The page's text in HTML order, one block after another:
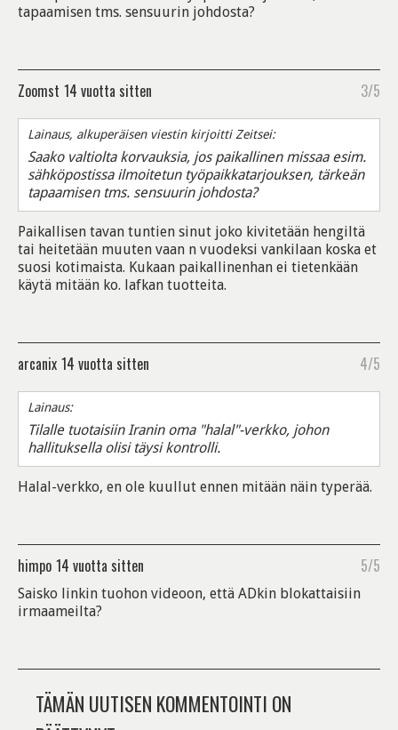
tapaamisen tms. sensuurin johdosta?
Zoomst 14 vuotta sitten 3/5
Lainaus, alkuperäisen viestin kirjoitti Zeitsei:
Saako valtiolta korvauksia, jos paikallinen missaa esim.
sähköpostissa ilmoitetun työpaikkatarjouksen, tärkeän
tapaamisen tms. sensuurin johdosta?
Paikallisen tavan tuntien sinut joko kivitetään hengiltä
tai heitetään muuten vaan n vuodeksi vankilaan koska et
suosi kotimaista. Kukaan paikallinenhan ei tietenkään
käytä mitään ko. lafkan tuotteita.
arcanix 14 vuotta sitten 4/5
Lainaus:
Tilalle tuotaisiin Iranin oma "halal"-verkko, johon
hallituksella olisi täysi kontrolli.
Halal-verkko, en ole kuullut ennen mitään näin typerää.
himpo 14 vuotta sitten 5/5
Saisko linkin tuohon videoon, että ADkin blokattaisiin
irmaameilta?
TÄMÄN UUTISEN KOMMENTOINTI ON